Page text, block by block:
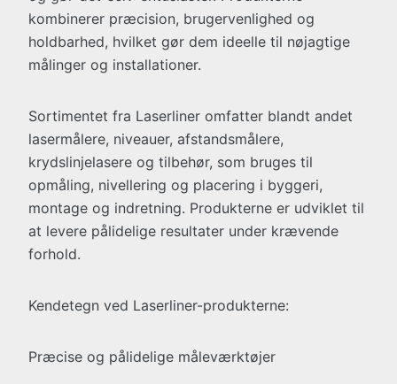
kombinerer præcision, brugervenlighed og
holdbarhed, hvilket gør dem ideelle til nøjagtige
målinger og installationer.
Sortimentet fra Laserliner omfatter blandt andet
lasermålere, niveauer, afstandsmålere,
krydslinjelasere og tilbehør, som bruges til
opmåling, nivellering og placering i byggeri,
montage og indretning. Produkterne er udviklet til
at levere pålidelige resultater under krævende
forhold.
Kendetegn ved Laserliner-produkterne:
Præcise og pålidelige måleværktøjer